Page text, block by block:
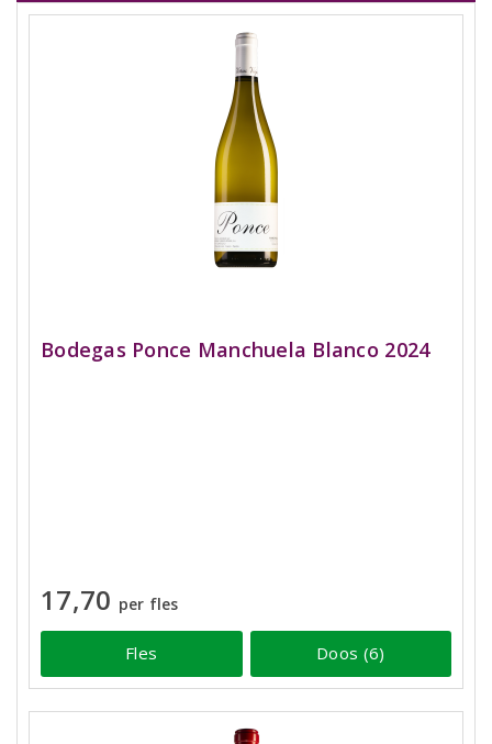
Bodegas Ponce Manchuela Blanco 2024
17,70 per fles
Fles Doos (6)